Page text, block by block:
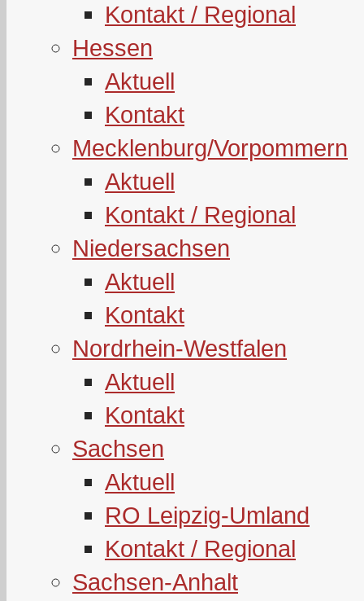
Kontakt / Regional
Hessen
Aktuell
Kontakt
Mecklenburg/Vorpommern
Aktuell
Kontakt / Regional
Niedersachsen
Aktuell
Kontakt
Nordrhein-Westfalen
Aktuell
Kontakt
Sachsen
Aktuell
RO Leipzig-Umland
Kontakt / Regional
Sachsen-Anhalt